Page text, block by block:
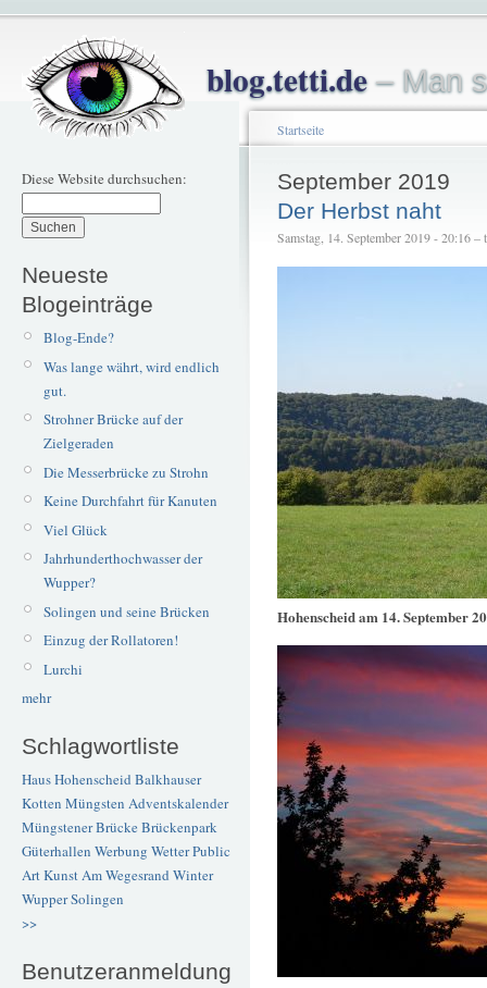
blog.tetti.de– Man
Diese Website durchsuchen:
Neueste
Blogeinträge
Blog-Ende?
Was lange währt, wird endlich
gut.
Strohner Brücke auf der
Zielgeraden
Die Messerbrücke zu Strohn
Keine Durchfahrt für Kanuten
Viel Glück
Jahrhunderthochwasser der
Wupper?
Solingen und seine Brücken
Einzug der Rollatoren!
Lurchi
mehr
Schlagwortliste
Haus Hohenscheid Balkhauser
Kotten Müngsten Adventskalender
Müngstener BrückeBrückenpark
Güterhallen Werbung WetterPublic
ArtKunstAm Wegesrand Winter
WupperSolingen
>>
Benutzeranmeldung
Startseite
September 2019
Der Herbst naht
Samstag, 14. September 2019 - 20:16 –
Hohenscheid am 14. September